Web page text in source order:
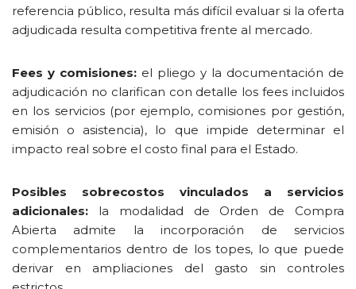
referencia público, resulta más difícil evaluar si la oferta
adjudicada resulta competitiva frente al mercado.
Fees y comisiones: el pliego y la documentación de
adjudicación no clarifican con detalle los fees incluidos
en los servicios (por ejemplo, comisiones por gestión,
emisión o asistencia), lo que impide determinar el
impacto real sobre el costo final para el Estado.
Posibles sobrecostos vinculados a servicios
adicionales: la modalidad de Orden de Compra
Abierta admite la incorporación de servicios
complementarios dentro de los topes, lo que puede
derivar en ampliaciones del gasto sin controles